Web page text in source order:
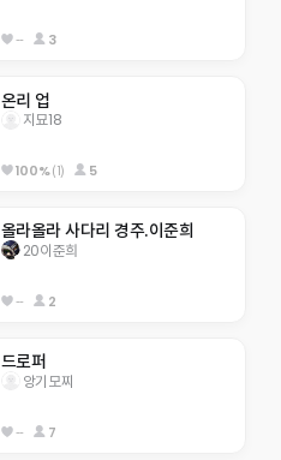
-- 3
온리 업
지묘18
100%(1) 5
올라올라 사다리 경주.이준희
20이준희
-- 2
드로퍼
앙기모찌
-- 7